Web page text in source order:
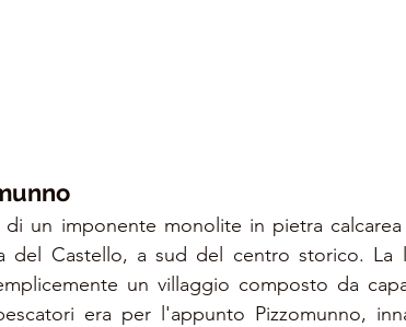
di un imponente monolite in pietra
del Castello, a sud del centro storico. La
un villaggio composto da
era per l'appunto Pizzomunno,